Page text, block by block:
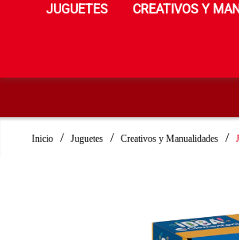
JUGUETES CREATIVOS Y
Inicio Juguetes Creativos y Manualidades